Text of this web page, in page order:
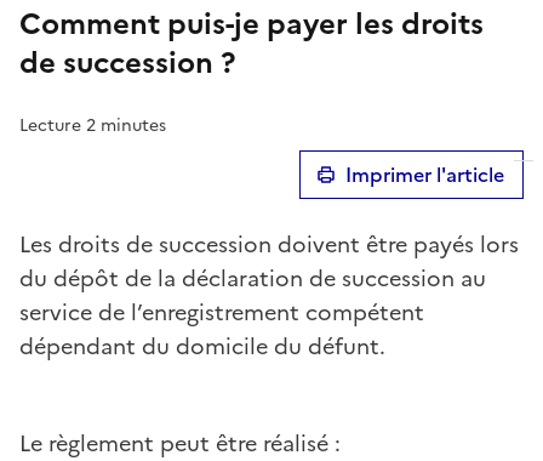
Comment puis-je payer les droits
de succession ?
Lecture 2 minutes
Imprimer l'article
Les droits de succession doivent être payés lors
du dépôt de la déclaration de succession au
service de l’enregistrement compétent
dépendant du domicile du défunt.
Le règlement peut être réalisé :